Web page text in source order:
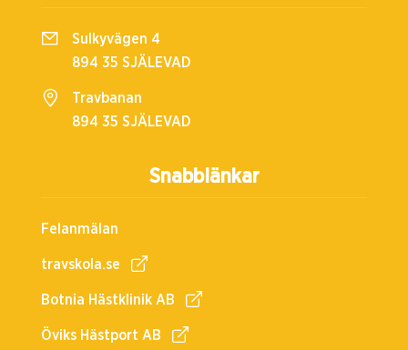
Snabblänkar
Felanmälan
travskola.se
Botnia Hästklinik AB
Öviks Hästport AB
Sulkyvägen 4
894 35 SJÄLEVAD
Travbanan
894 35 SJÄLEVAD